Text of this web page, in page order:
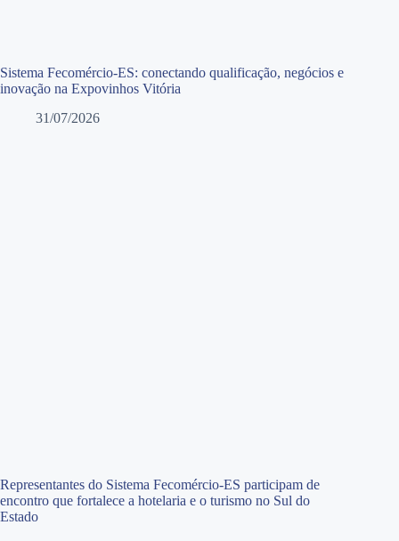
Sistema Fecomércio-ES: conectando qualificação, negócios e
inovação na Expovinhos Vitória
31/07/2026
Representantes do Sistema Fecomércio-ES participam de
encontro que fortalece a hotelaria e o turismo no Sul do
Estado